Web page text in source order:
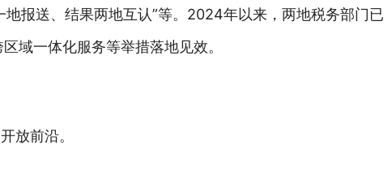
报送、结果两地互认”等。2024年以来，两地税务部门已
域一体化服务等举措落地见效。
放前沿。